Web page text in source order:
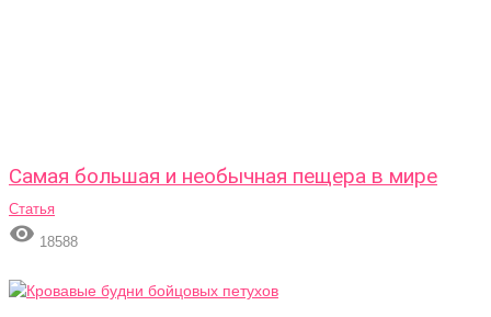
Самая большая и необычная пещера в мире
Статья
 18588